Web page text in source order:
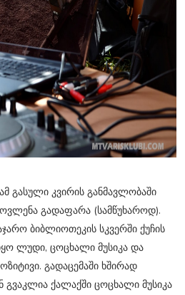
გასული კვირის განმავლობაში
გადაფარა (სამწუხაროდ).
ბიბლიოთეკის სკვერში ქუჩის
ლუდი, ცოცხალი მუსიკა და
გადაცემაში ხშირად
გვაკლია ქალაქში ცოცხალი მუსიკა